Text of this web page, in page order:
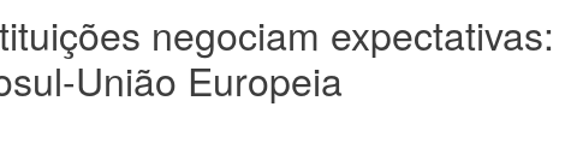
negociam
União Europeia